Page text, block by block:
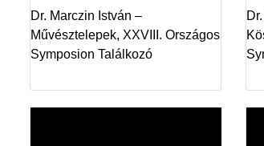
Dr. Marczin István –
Művésztelepek, XXVIII. Országos
Symposion Találkozó